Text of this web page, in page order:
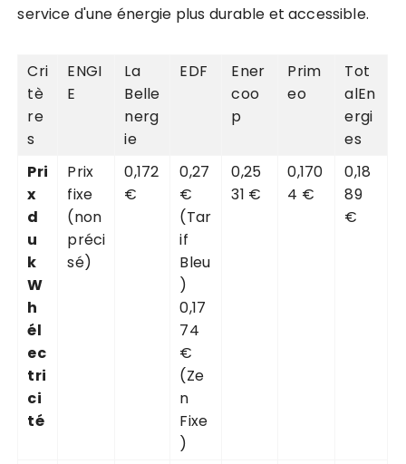
service d'une énergie plus durable et accessible.
Cri
tè
re
s
ENGI
E
La
Belle
nerg
ie
EDF
Ener
coo
p
Prim
eo
Tot
alEn
ergi
es
Pri
x
d
u
k
W
h
él
ec
tri
ci
té
Prix
fixe
(non
préci
sé)
0,172
€
0,27
€
(Tar
if
Bleu
)
0,17
74
€
(Ze
n
Fixe
)
0,25
31 €
0,170
4 €
0,18
89
€